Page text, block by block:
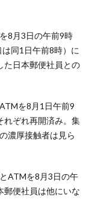
8月3日の午前9時
同1日午前8時）に
た日本郵便社員との
を8月1日午前9
れぞれ再開済み。集
濃厚接触者は見ら
ATMを8月3日の午
郵便社員は他にいな